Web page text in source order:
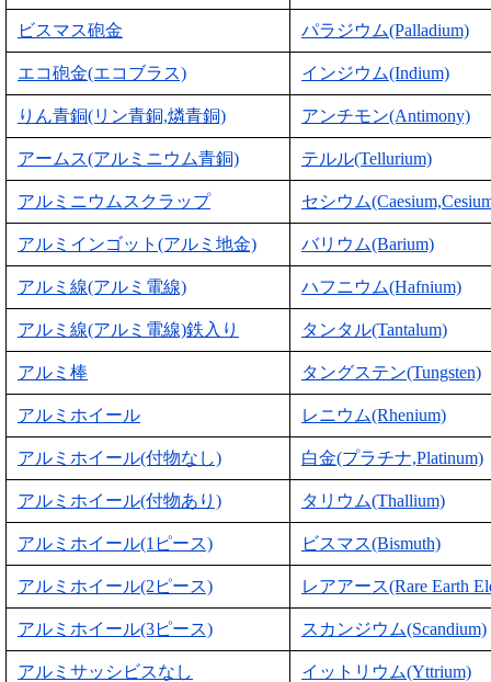
ビスマス砲金 パラジウム(Palladium)
エコ砲金(エコブラス) インジウム(Indium)
りん青銅(リン青銅,燐青銅) アンチモン(Antimony)
アームス(アルミニウム青銅) テルル(Tellurium)
アルミニウムスクラップ セシウム
アルミインゴット(アルミ地金) バリウム(Barium)
アルミ線(アルミ電線) ハフニウム(Hafnium)
アルミ線(アルミ電線)鉄入り タンタル(Tantalum)
アルミ棒 タングステン(Tungsten)
アルミホイール レニウム(Rhenium)
アルミホイール(付物なし) 白金(プラチナ,Platinum)
アルミホイール(付物あり) タリウム(Thallium)
アルミホイール(1ピース) ビスマス(Bismuth)
アルミホイール(2ピース) レアアース(Rare Earth
アルミホイール(3ピース) スカンジウム(Scandium)
アルミサッシビスなし イットリウム(Yttrium)